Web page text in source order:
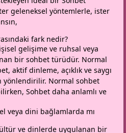
geleneksel yöntemlerle, ister
fark nedir?
gelişime ve ruhsal veya
bir sohbet türüdür. Normal
aktif dinleme, açıklık ve saygı
Normal sohbet
Sohbet daha anlamlı ve
veya dini bağlamlarda mı
ve dinlerde uygulanan bir